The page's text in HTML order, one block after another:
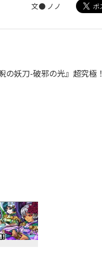
文● ノノ
妖刀-破邪の光』超究極！